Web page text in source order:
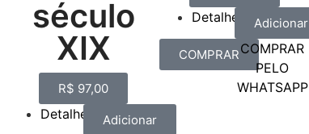
século
XIX
R$ 97,00
Detalhes Adicionar
Detalhes Adicionar
COMPRARCOMPRAR
PELO
WHATSAPP